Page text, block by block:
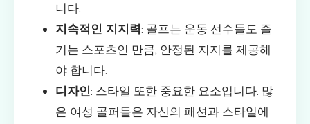
니다.
지속적인 지지력: 골프는 운동 선수들도 즐
기는 스포츠인 만큼, 안정된 지지를 제공해
야 합니다.
디자인: 스타일 또한 중요한 요소입니다. 많
은 여성 골퍼들은 자신의 패션과 스타일에